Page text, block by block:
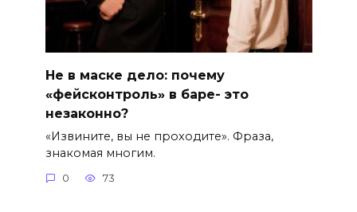
Не в маске дело: почему
«фейсконтроль» в баре- это
незаконно?
«Извините, вы не проходите». Фраза,
знакомая многим.
0 73